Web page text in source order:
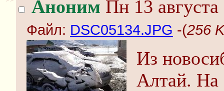
Аноним Пн 13
Файл: DSC05134.JPG -(256
Из
Алтай. На